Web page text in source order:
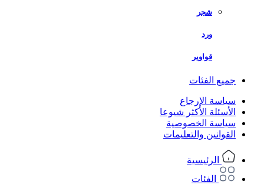
شجر
ورد
قواوير
جميع الفئات
سياسة الإرجاع
الأسئلة الأكثر شيوعا
سياسة الخصوصية
القوانين والتعليمات
الرئيسية
الفئات